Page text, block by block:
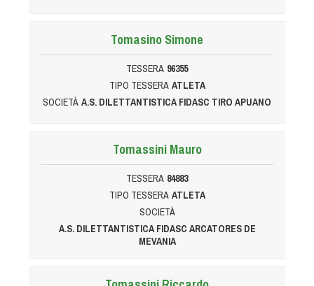
Tomasino Simone
TESSERA 96355
TIPO TESSERA ATLETA
SOCIETÀ A.S. DILETTANTISTICA FIDASC TIRO APUANO
Tomassini Mauro
TESSERA 84883
TIPO TESSERA ATLETA
SOCIETÀ
A.S. DILETTANTISTICA FIDASC ARCATORES DE
MEVANIA
Cinofilia Sportiva
Agility
DiscDog
Dog Trail
Dog Triathlon
Hoopers
Mantrailing
Nosework
Obedience